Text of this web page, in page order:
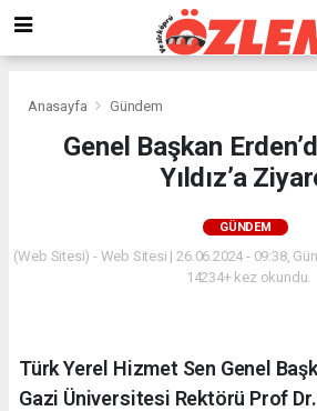
Anasayfa Gündem
Genel Başkan
Yıldız’a
GÜNDEM
(Web Sitesi) - Web Sitesi | 26.06.2024 - 09:38,
14234+ kez okundu.
Türk Yerel Hizmet Sen Genel
Gazi Üniversitesi Rektörü Prof Dr.